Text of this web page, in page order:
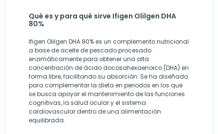
Qué es y para qué sirve Ifigen Olilgen DHA
80%
Ifigen Olilgen DHA 80% es un complemento nutricional
a base de aceite de pescado procesado
enzimáticamente para obtener una alta
concentración de ácido docosahexaenoico (DHA) en
forma libre, facilitando su absorción. Se ha diseñado
para complementar la dieta en periodos en los que
se busca apoyar el mantenimiento de las funciones
cognitivas, la salud ocular y el sistema
cardiovascular dentro de una alimentación
equilibrada.